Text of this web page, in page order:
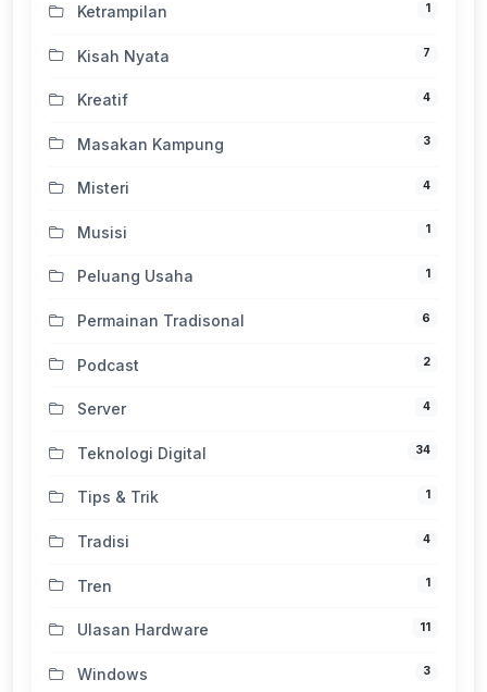
Ketrampilan 1
Kisah Nyata 7
Kreatif 4
Masakan Kampung 3
Misteri 4
Musisi 1
Peluang Usaha 1
Permainan Tradisonal 6
Podcast 2
Server 4
Teknologi Digital 34
Tips & Trik 1
Tradisi 4
Tren 1
Ulasan Hardware 11
Windows 3